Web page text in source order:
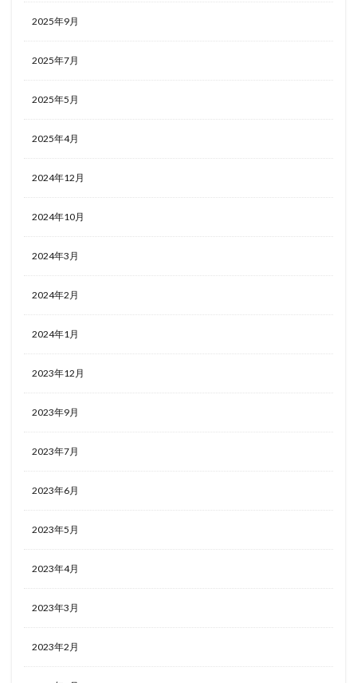
2025年9月
2025年7月
2025年5月
2025年4月
2024年12月
2024年10月
2024年3月
2024年2月
2024年1月
2023年12月
2023年9月
2023年7月
2023年6月
2023年5月
2023年4月
2023年3月
2023年2月